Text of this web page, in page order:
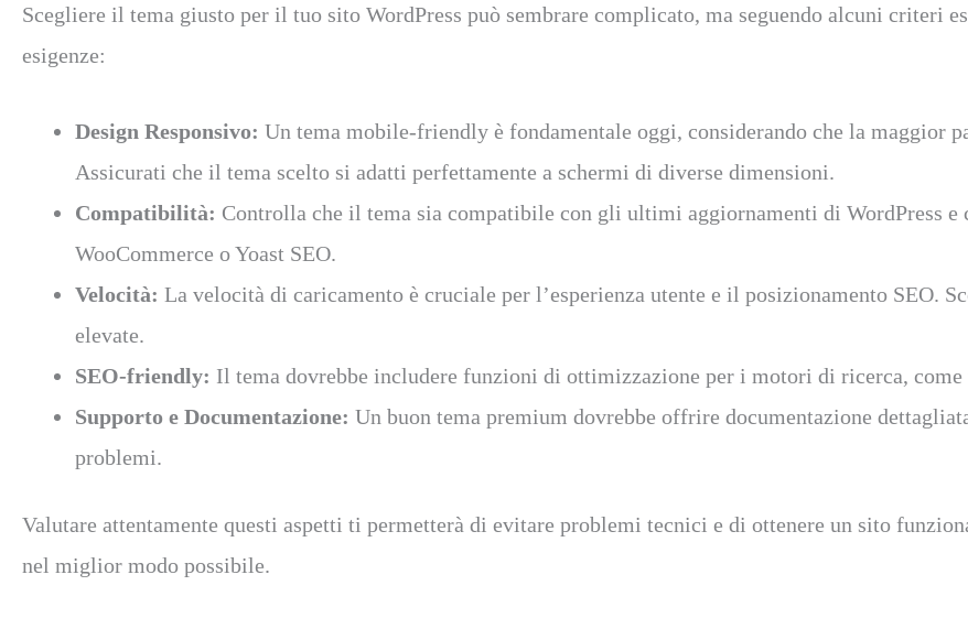
Scegliere il tema giusto per il tuo sito WordPress può sembrare complicato, ma seguendo alcuni criteri
esigenze:
Design Responsivo: Un tema mobile-friendly è fondamentale oggi, considerando che la maggior
Assicurati che il tema scelto si adatti perfettamente a schermi di diverse dimensioni.
Compatibilità: Controlla che il tema sia compatibile con gli ultimi aggiornamenti di WordPress
WooCommerce o Yoast SEO.
Velocità: La velocità di caricamento è cruciale per l’esperienza utente e il posizionamento SEO.
elevate.
SEO-friendly: Il tema dovrebbe includere funzioni di ottimizzazione per i motori di ricerca,
Supporto e Documentazione: Un buon tema premium dovrebbe offrire documentazione
problemi.
Valutare attentamente questi aspetti ti permetterà di evitare problemi tecnici e di ottenere un sito
nel miglior modo possibile.